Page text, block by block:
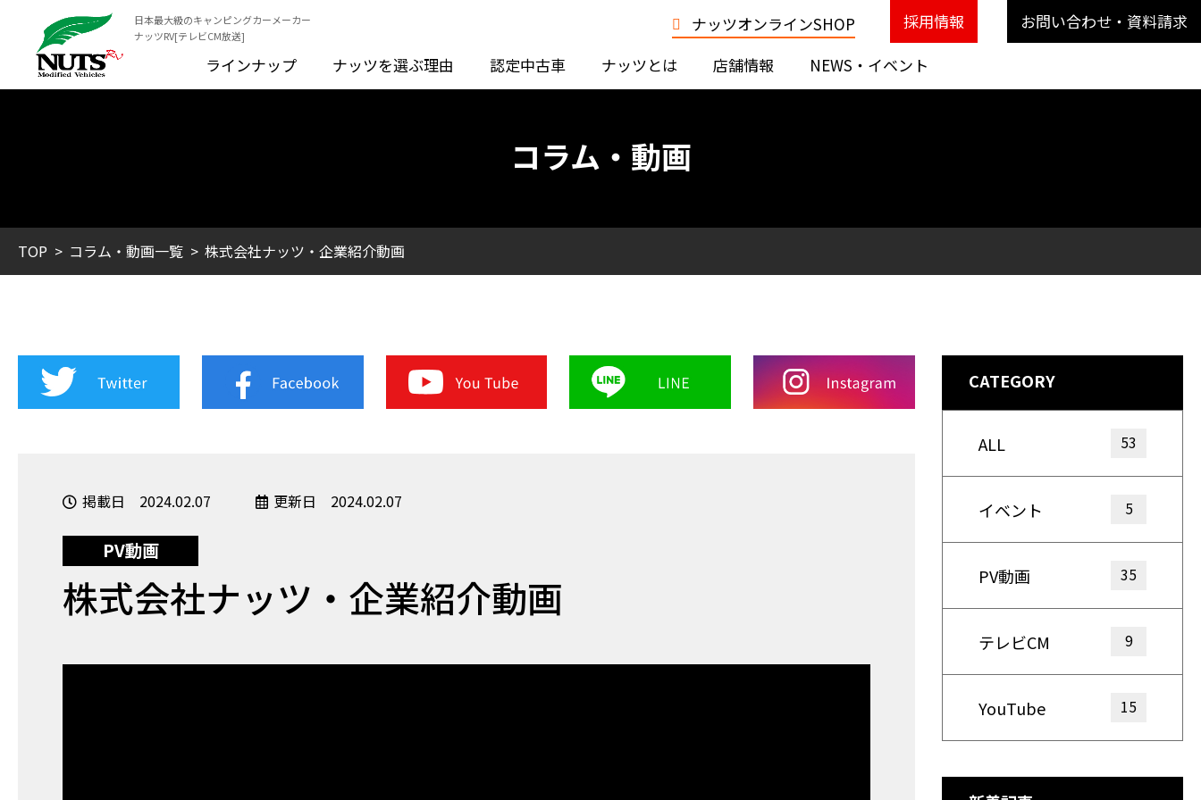
日本最大級のキャンピングカーメーカー
ナッツRV[テレビCM放送]
お問い合わせ・資料請求
ラインナップ
ナッツを選ぶ理由 認定中古車 ナッツとは 店舗情報 NEWS・イベント
ナッツオンラインSHOP 採用情報
コラム・動画
TOP コラム・動画一覧 株式会社ナッツ・企業紹介動画
掲載日 2024.02.07 更新日 2024.02.07
PV動画
株式会社ナッツ・企業紹介動画
CATEGORY
ALL 53
イベント 5
PV動画 35
テレビCM 9
YouTube 15